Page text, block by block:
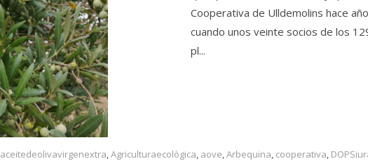
Cooperativa de Ulldemolins hace
cuando unos veinte socios de los
pl...
aceitedeolivavirgenextra,Agriculturaecològica, aove,Arbequina, cooperativa,